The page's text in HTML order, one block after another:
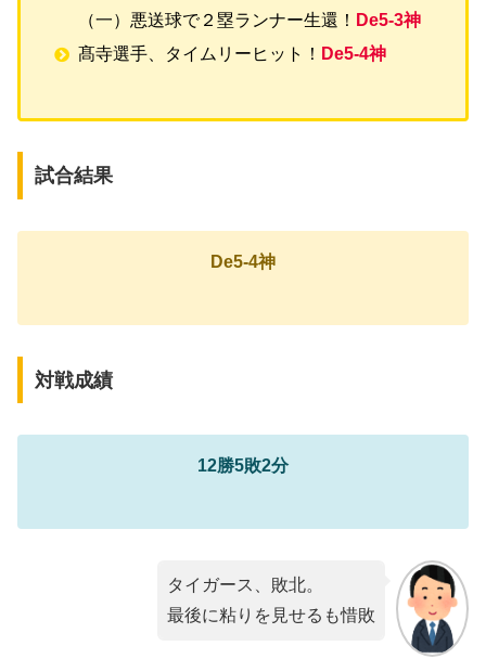
（一）悪送球で２塁ランナー生還！ De5-3神
髙寺選手、タイムリーヒット！ De5-4神
試合結果
De5-4神
対戦成績
12勝5敗2分
タイガース、敗北。
最後に粘りを見せるも惜敗